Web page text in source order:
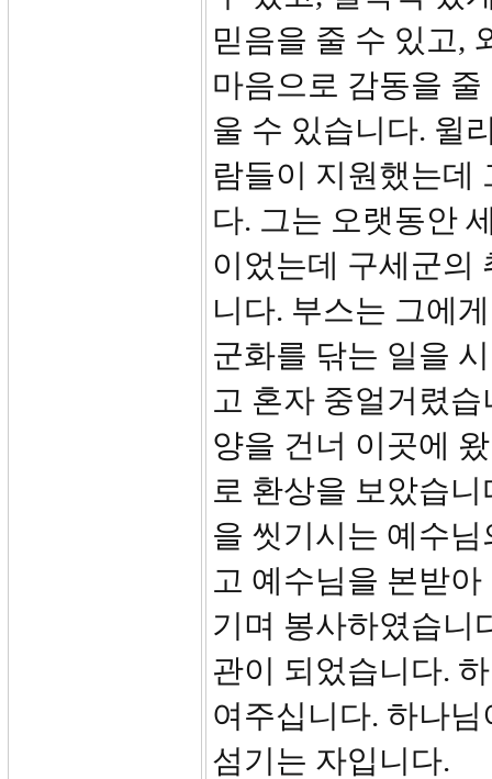
믿음을 줄 수 있고,
마음으로 감동을
울 수 있습니다. 윌
람들이 지원했는데
다. 그는 오랫동안
이었는데 구세군의
니다. 부스는 그에
군화를 닦는 일을
고 혼자 중얼거렸
양을 건너 이곳에
로 환상을 보았습
을 씻기시는 예수
고 예수님을 본받
기며 봉사하였습니
관이 되었습니다.
여주십니다. 하나
섬기는 자입니다.